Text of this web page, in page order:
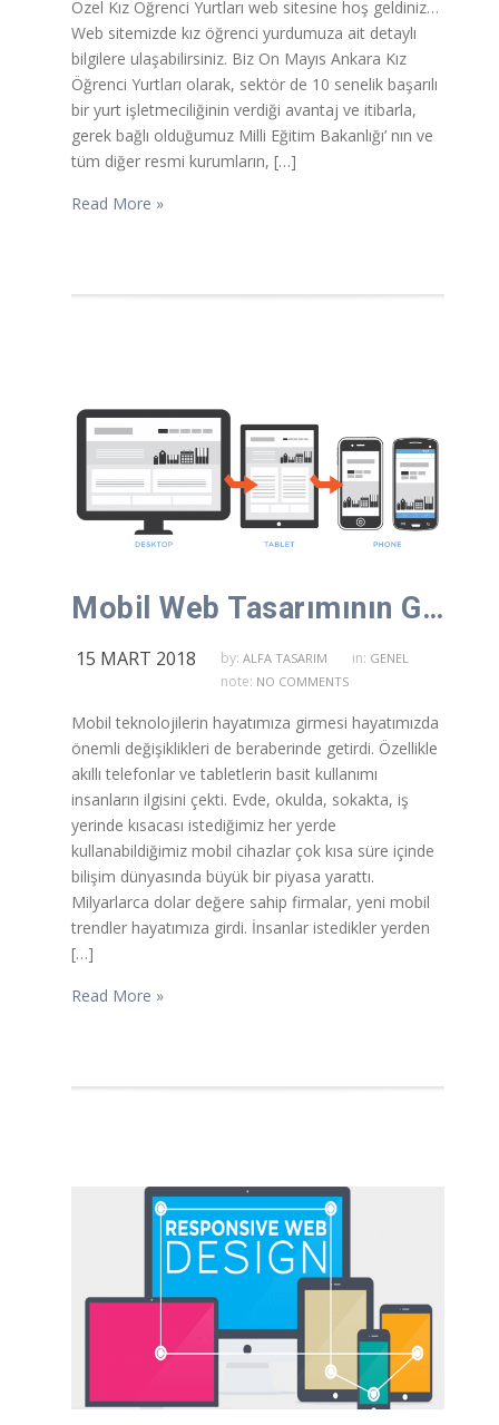
Özel Kız Öğrenci Yurtları web sitesine hoş geldiniz…
Web sitemizde kız öğrenci yurdumuza ait detaylı
bilgilere ulaşabilirsiniz. Biz On Mayıs Ankara Kız
Öğrenci Yurtları olarak, sektör de 10 senelik başarılı
bir yurt işletmeciliğinin verdiği avantaj ve itibarla,
gerek bağlı olduğumuz Milli Eğitim Bakanlığı’ nın ve
tüm diğer resmi kurumların, […]
Read More »
Mobil Web Tasarımının Geleceği
15 MART 2018 by: ALFA TASARIM in: GENEL
note: NO COMMENTS
Mobil teknolojilerin hayatımıza girmesi hayatımızda
önemli değişiklikleri de beraberinde getirdi. Özellikle
akıllı telefonlar ve tabletlerin basit kullanımı
insanların ilgisini çekti. Evde, okulda, sokakta, iş
yerinde kısacası istediğimiz her yerde
kullanabildiğimiz mobil cihazlar çok kısa süre içinde
bilişim dünyasında büyük bir piyasa yarattı.
Milyarlarca dolar değere sahip firmalar, yeni mobil
trendler hayatımıza girdi. İnsanlar istedikler yerden
[…]
Read More »